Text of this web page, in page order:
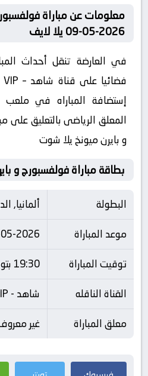
معلومات عن مباراة
2026-05-09 يلا لايف
في العارضة تنقل أحداث
إستضافة المباراه في ملعب
المعلق الرياضى بالتعليق على
و بايرن ميونخ يلا شوت
بطاقة مباراة فولفسبورج و
البطولة
ألمانيا,
موعد المباراة
2026
توقيت المباراة
19:30 بتوقيت Asia/Riyadh
القناة الناقله
شاهد - Shahid VIP
معلق المباراة
غير